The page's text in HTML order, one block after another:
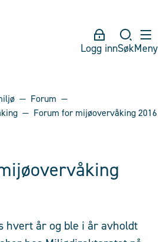
Logg innSøkMeny
Forum
Forum for mijøovervåking 2016
hvert år og ble i år avholdt